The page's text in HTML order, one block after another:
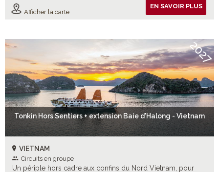
Afficher la carte
EN SAVOIR PLUS
Tonkin Hors Sentiers + extension Baie d'Halong - Vietnam
VIETNAM
Circuits en groupe
Un périple hors cadre aux confins du Nord Vietnam, pour
2027